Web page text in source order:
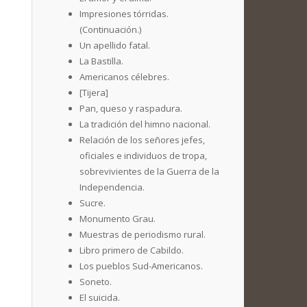
Impresiones tórridas.
(Continuación.)
Un apellido fatal.
La Bastilla.
Americanos célebres.
[Tijera]
Pan, queso y raspadura.
La tradición del himno nacional.
Relación de los señores jefes,
oficiales e individuos de tropa,
sobrevivientes de la Guerra de la
Independencia.
Sucre.
Monumento Grau.
Muestras de periodismo rural.
Libro primero de Cabildo.
Los pueblos Sud-Americanos.
Soneto.
El suicida.